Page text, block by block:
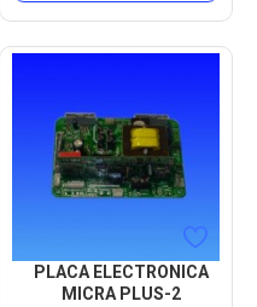
PLACA ELECTRONICA
MICRA PLUS-2